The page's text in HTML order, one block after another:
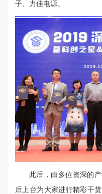
子、力佳电源。
此后，由多位资深的
后上台为大家进行精彩干